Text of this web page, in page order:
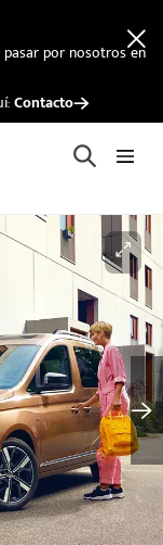
por nosotros en
Contacto